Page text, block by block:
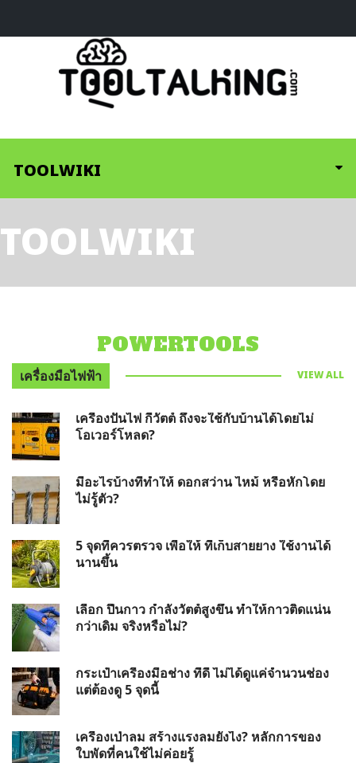
TOOLWIKI
TOOLWIKI
POWERTOOLS
เครื่องมือไฟฟ้า VIEW ALL
เครื่องปั่นไฟ กี่วัตต์ ถึงจะใช้กับบ้านได้โดยไม่
โอเวอร์โหลด?
มีอะไรบ้างที่ทำให้ ดอกสว่าน ไหม้ หรือหักโดย
ไม่รู้ตัว?
5 จุดที่ควรตรวจ เพื่อให้ ที่เก็บสายยาง ใช้งานได้
นานขึ้น
เลือก ปืนกาว กำลังวัตต์สูงขึ้น ทำให้กาวติดแน่น
กว่าเดิม จริงหรือไม่?
กระเป๋าเครื่องมือช่าง ที่ดี ไม่ได้ดูแค่จำนวนช่อง
แต่ต้องดู 5 จุดนี้
เครื่องเป่าลม สร้างแรงลมยังไง? หลักการของ
ใบพัดที่คนใช้ไม่ค่อยรู้